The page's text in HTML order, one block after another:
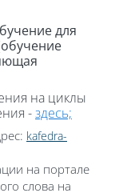
для
на циклы
-здесь;
kafedra-
на портале
слова на